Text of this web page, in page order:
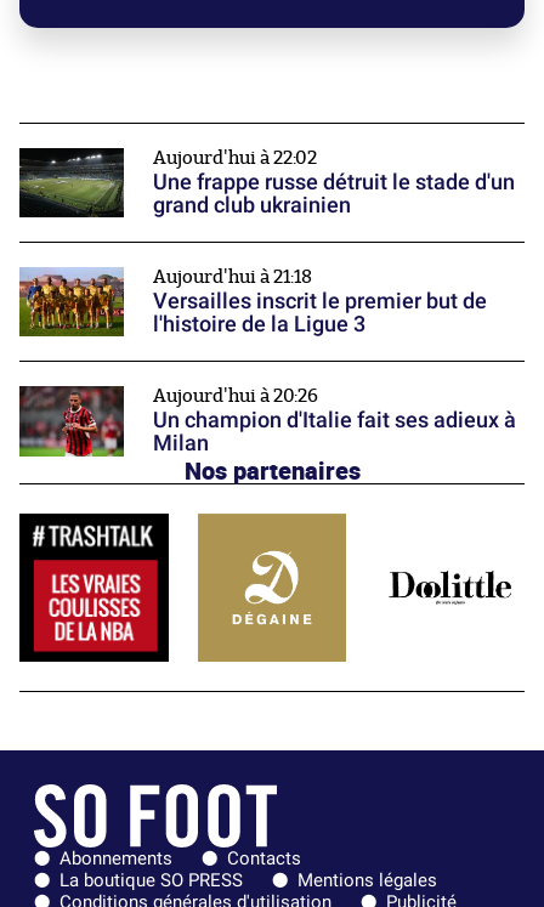
Aujourd'hui à 22:02
Une frappe russe détruit le stade d'un
grand club ukrainien
Aujourd'hui à 21:18
Versailles inscrit le premier but de
l'histoire de la Ligue 3
Aujourd'hui à 20:26
Un champion d'Italie fait ses adieux à
Milan
Nos partenaires
Abonnements
Contacts
La boutique SO PRESS
Mentions légales
Conditions générales d'utilisation
Publicité